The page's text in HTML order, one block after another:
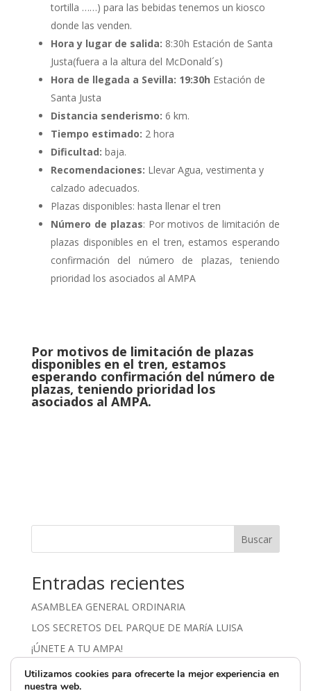
tortilla ……) para las bebidas tenemos un kiosco
donde las venden.
Hora y lugar de salida: 8:30h Estación de Santa
Justa(fuera a la altura del McDonald´s)
Hora de llegada a Sevilla: 19:30h Estación de
Santa Justa
Distancia senderismo: 6 km.
Tiempo estimado: 2 hora
Dificultad: baja.
Recomendaciones: Llevar Agua, vestimenta y
calzado adecuados.
Plazas disponibles: hasta llenar el tren
Número de plazas: Por motivos de limitación de
plazas disponibles en el tren, estamos esperando
confirmación del número de plazas, teniendo
prioridad los asociados al AMPA
Por motivos de limitación de plazas
disponibles en el tren, estamos
esperando confirmación del número de
plazas, teniendo prioridad los
asociados al AMPA.
Buscar
Entradas recientes
ASAMBLEA GENERAL ORDINARIA
LOS SECRETOS DEL PARQUE DE MARíA LUISA
¡ÚNETE A TU AMPA!
VISITA A LA IGLESIA DE SANTA CATALINA
Utilizamos cookies para ofrecerte la mejor experiencia en
nuestra web.